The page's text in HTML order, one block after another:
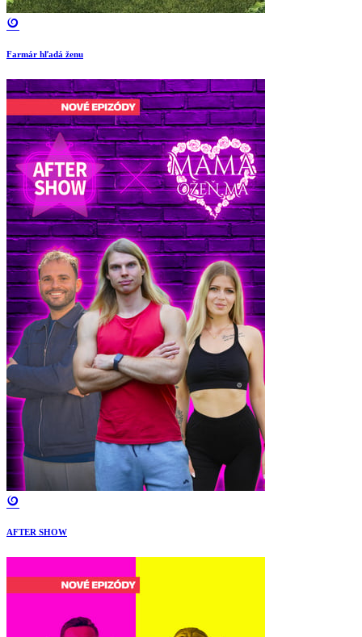
Farmár hľadá ženu
AFTER SHOW